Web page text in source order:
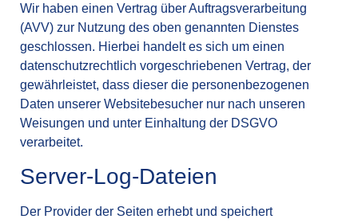
Wir haben einen Vertrag über Auftragsverarbeitung
(AVV) zur Nutzung des oben genannten Dienstes
geschlossen. Hierbei handelt es sich um einen
datenschutzrechtlich vorgeschriebenen Vertrag, der
gewährleistet, dass dieser die personenbezogenen
Daten unserer Websitebesucher nur nach unseren
Weisungen und unter Einhaltung der DSGVO
verarbeitet.
Server-Log-Dateien
Der Provider der Seiten erhebt und speichert